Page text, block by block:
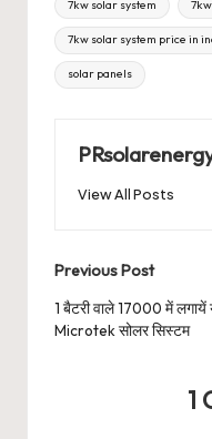
7kw solar system
7kw solar system price in
solar panels
View All Posts
Post
navigation
Previous Post
1 बैटरी वाले 17000 में लगायें
Microtek सोलर सिस्टम
1